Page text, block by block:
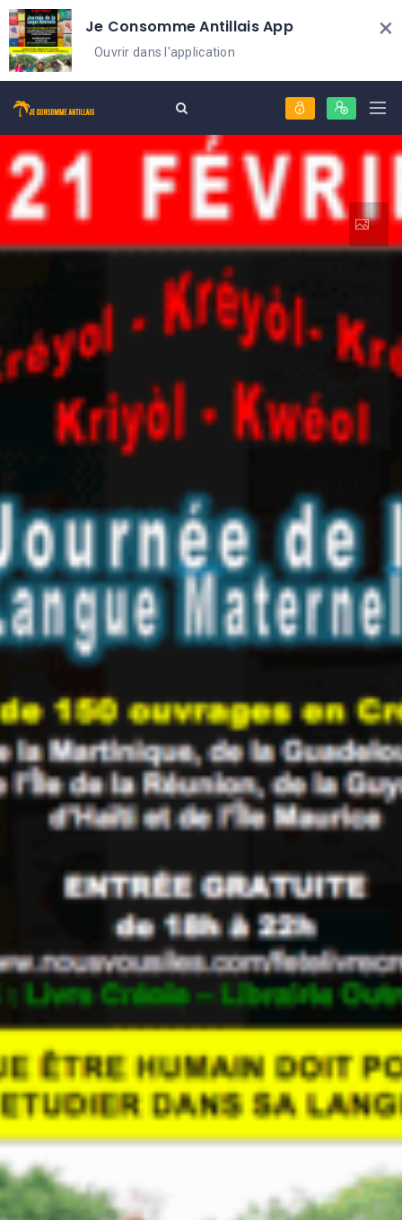
Je Consomme Antillais App
Ouvrir dans l'application
×